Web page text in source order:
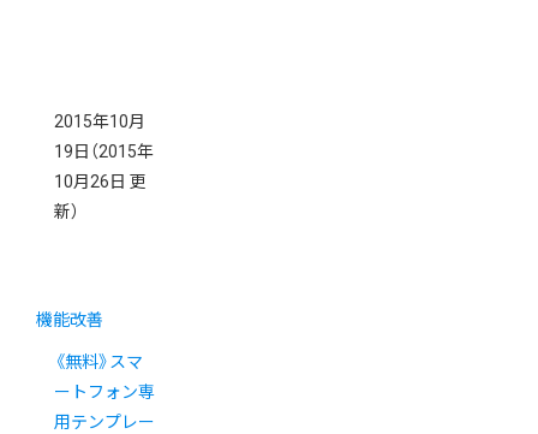
2015年10月
19日 （2015年
10月26日 更
新）
機能改善
《無料》スマ
ートフォン専
用テンプレー